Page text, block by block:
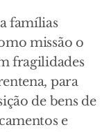
famílias
missão o
fragilidades
para
de bens de
e